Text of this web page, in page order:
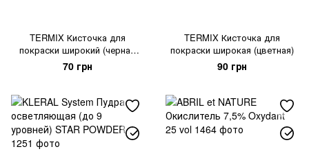
TERMIX Кисточка для
покраски широкий (черная
щетина)
70 грн
TERMIX Кисточка для
покраски широкая (цветная)
90 грн